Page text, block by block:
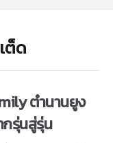
ต็ด
ตำนานยูง
กรุ่นสู่รุ่น